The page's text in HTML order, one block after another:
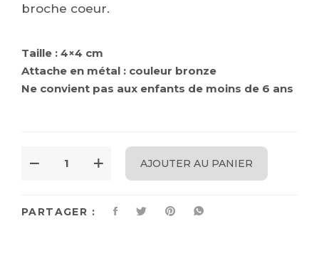
broche coeur.
Taille : 4×4 cm
Attache en métal : couleur bronze
Ne convient pas aux enfants de moins de 6 ans
AJOUTER AU PANIER
PARTAGER :